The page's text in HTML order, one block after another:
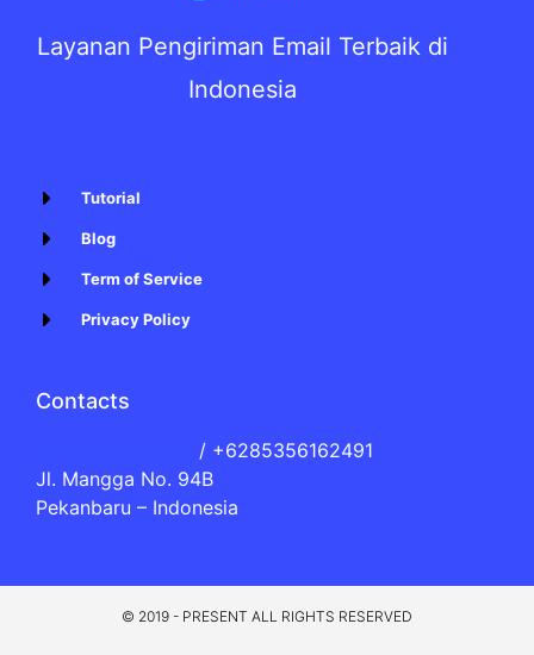
Layanan Pengiriman Email Terbaik di
Indonesia
Tutorial
Blog
Term of Service
Privacy Policy
Contacts
/ +6285356162491
Jl. Mangga No. 94B
Pekanbaru – Indonesia
© 2019 - PRESENT ALL RIGHTS RESERVED​